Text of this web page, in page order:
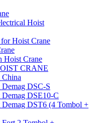
Hoist
Hoist Crane
Hoist Crane
CRANE
China
DSC-S
Demag DSE10-C
Demag DST6 (4 Tombol +